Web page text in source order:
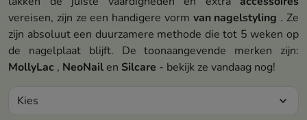
vereisen, zijn ze een handigere vorm van nagelstyling . Ze
zijn absoluut een duurzamere methode die tot 5 weken op
de nagelplaat blijft. De toonaangevende merken zijn:
MollyLac , NeoNailen Silcare - bekijk ze vandaag nog!
Kies expand_more